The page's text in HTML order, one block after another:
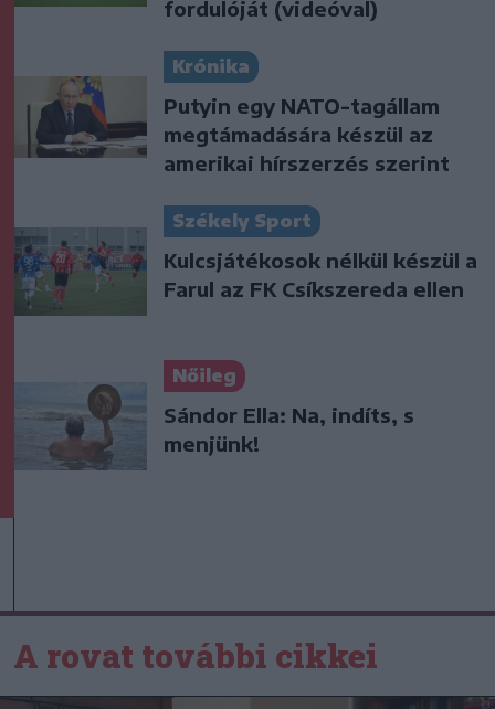
fordulóját (videóval)
Krónika
Putyin egy NATO-tagállam
megtámadására készül az
amerikai hírszerzés szerint
Székely Sport
Kulcsjátékosok nélkül készül a
Farul az FK Csíkszereda ellen
Nőileg
Sándor Ella: Na, indíts, s
menjünk!
A rovat további cikkei